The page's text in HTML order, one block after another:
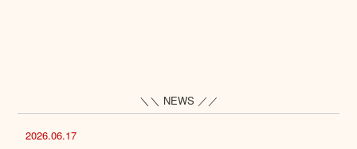
＼＼ NEWS ／／
2026.06.17